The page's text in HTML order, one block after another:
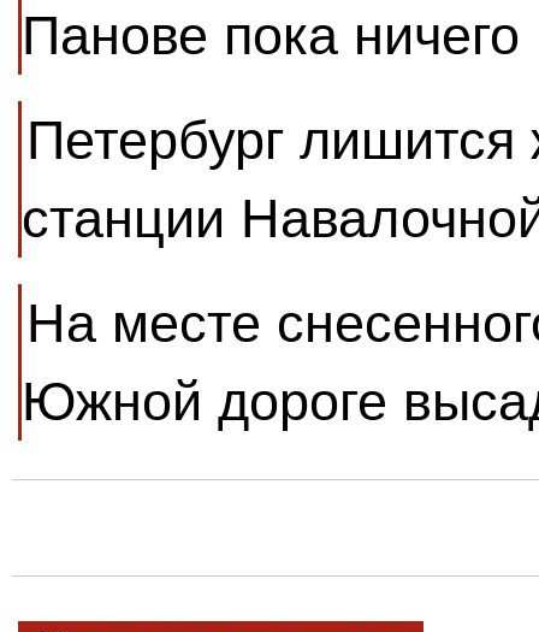
Панове пока ничего
Петербург
станции
На месте
Южной дороге